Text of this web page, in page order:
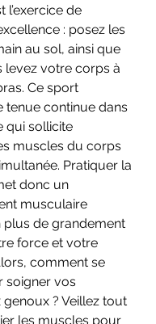
l’exercice de
: posez les
au sol, ainsi que
levez votre corps à
Ce sport
tenue continue dans
qui sollicite
muscles du corps
Pratiquer la
donc un
musculaire
plus de grandement
force et votre
comment se
soigner vos
? Veillez tout
les muscles pour